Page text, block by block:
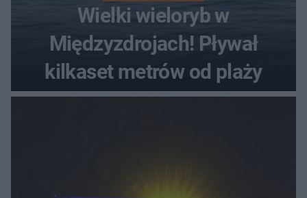
Wielki wieloryb w
Międzyzdrojach! Pływał
kilkaset metrów od plaży